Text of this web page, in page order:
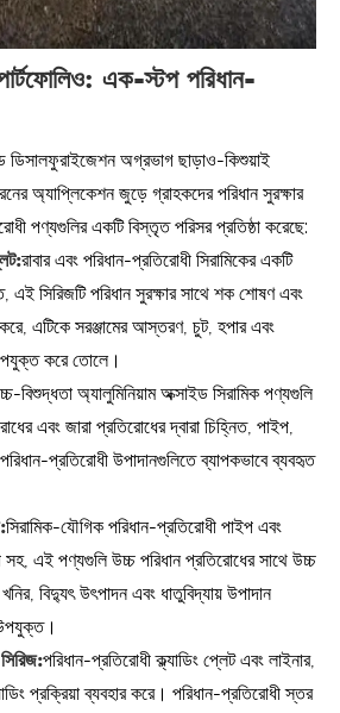
এক-স্টপ পরিধান-
ডিসালফুরাইজেশন অগ্রভাগ ছাড়াও-কিশুয়াই
অ্যাপ্লিকেশন জুড়ে গ্রাহকদের পরিধান সুরক্ষার
পণ্যগুলির একটি বিস্তৃত পরিসর প্রতিষ্ঠা করেছে:
রাবার এবং পরিধান-প্রতিরোধী সিরামিকের একটি
এই সিরিজটি পরিধান সুরক্ষার সাথে শক শোষণ এবং
এটিকে সরঞ্জামের আস্তরণ, চুট, হপার এবং
করে তোলে।
বিশুদ্ধতা অ্যালুমিনিয়াম অক্সাইড সিরামিক পণ্যগুলি
এবং জারা প্রতিরোধের দ্বারা চিহ্নিত, পাইপ,
প্রতিরোধী উপাদানগুলিতে ব্যাপকভাবে ব্যবহৃত
সিরামিক-যৌগিক পরিধান-প্রতিরোধী পাইপ এবং
সহ, এই পণ্যগুলি উচ্চ পরিধান প্রতিরোধের সাথে উচ্চ
বিদ্যুৎ উৎপাদন এবং ধাতুবিদ্যায় উপাদান
পরিধান-প্রতিরোধী ক্ল্যাডিং প্লেট এবং লাইনার,
প্রক্রিয়া ব্যবহার করে। পরিধান-প্রতিরোধী স্তর